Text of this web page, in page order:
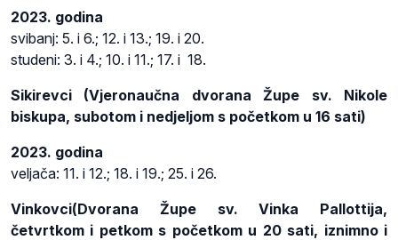
2023. godina
svibanj: 5. i 6.; 12. i 13.; 19. i 20.
studeni: 3. i 4.; 10. i 11.; 17. i 18.
Sikirevci (Vjeronaučna dvorana Župe sv. Nikole
biskupa, subotom i nedjeljom s početkom u 16 sati)
2023. godina
veljača: 11. i 12.; 18. i 19.; 25. i 26.
Vinkovci(Dvorana Župe sv. Vinka Pallottija,
četvrtkom i petkom s početkom u 20 sati, iznimno i